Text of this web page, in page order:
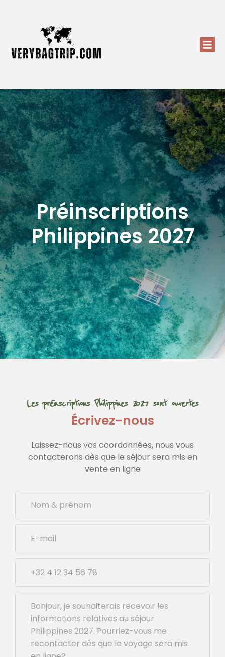
Préinscriptions
Philippines 2027
Les préinscriptions Philippines 2027 sont ouvertes
Écrivez-nous
Laissez-nous vos coordonnées, nous vous
contacterons dès que le séjour sera mis en
vente en ligne